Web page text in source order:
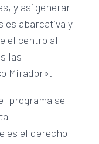
y así generar
es abarcativa y
el centro al
las
Mirador».
programa se
es el derecho